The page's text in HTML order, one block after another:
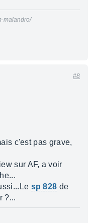
malandro/
#8
c'est pas grave,
sur AF, a voir
sp 828 de
?...